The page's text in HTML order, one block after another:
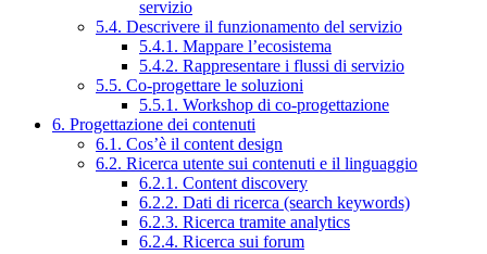
servizio
5.4. Descrivere il funzionamento del servizio
5.4.1. Mappare l’ecosistema
5.4.2. Rappresentare i flussi di servizio
5.5. Co-progettare le soluzioni
5.5.1. Workshop di co-progettazione
6. Progettazione dei contenuti
6.1. Cos’è il content design
6.2. Ricerca utente sui contenuti e il linguaggio
6.2.1. Content discovery
6.2.2. Dati di ricerca (search keywords)
6.2.3. Ricerca tramite analytics
6.2.4. Ricerca sui forum